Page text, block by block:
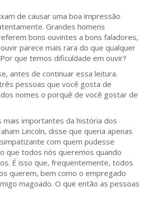
de causar uma boa impressão
Grandes homens
bons ouvintes a bons faladores,
parece mais rara do que qualquer
que temos dificuldade em ouvir?
antes de continuar essa leitura.
pessoas que você gosta de
nomes o porquê de você gostar de
importantes da história dos
Lincoln, disse que queria apenas
com quem pudesse
que todos nós queremos quando
É isso que, frequentemente, todos
querem, bem como o empregado
magoado. O que então as pessoas